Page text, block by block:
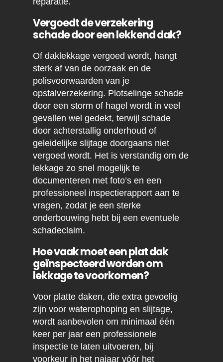
Vergoedt de verzekering
schade door een lekkend dak?
Of daklekkage vergoed wordt, hangt
sterk af van de oorzaak en de
polisvoorwaarden van je
opstalverzekering. Plotselinge schade
door een storm of hagel wordt in veel
gevallen wel gedekt, terwijl schade
door achterstallig onderhoud of
geleidelijke slijtage doorgaans niet
vergoed wordt. Het is verstandig om de
lekkage zo snel mogelijk te
documenteren met foto’s en een
professioneel inspectierapport aan te
vragen, zodat je een sterke
onderbouwing hebt bij een eventuele
schadeclaim.
Hoe vaak moet een plat dak
geïnspecteerd worden om
lekkage te voorkomen?
Voor platte daken, die extra gevoelig
zijn voor waterophoping en slijtage,
wordt aanbevolen om minimaal één
keer per jaar een professionele
inspectie te laten uitvoeren, bij
voorkeur in het najaar vóór het